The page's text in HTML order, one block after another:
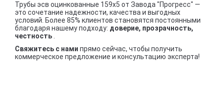
Трубы эсв оцинкованные 159х5 от Завода "Прогресс" —
это сочетание надежности, качества и выгодных
условий. Более 85% клиентов становятся постоянными
благодаря нашему подходу: доверие, прозрачность,
честность
Свяжитесь с нами прямо сейчас, чтобы получить
коммерческое предложение и консультацию эксперта!